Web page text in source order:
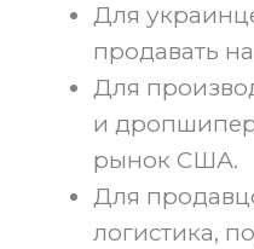
Для
продавать
Для
и
рынок США.
Для
логистика,